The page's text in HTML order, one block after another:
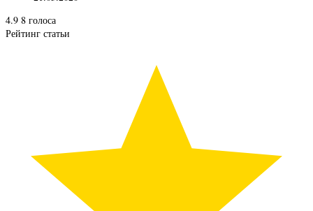
4.9 8 голоса
Рейтинг статьи